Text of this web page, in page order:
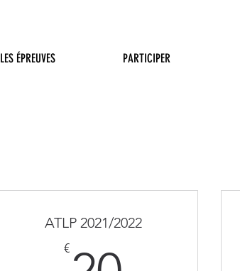
LES ÉPREUVES PARTICIPER
ATLP 2021/2022
€